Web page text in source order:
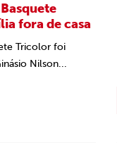
fora de casa
Tricolor foi
Nilson...